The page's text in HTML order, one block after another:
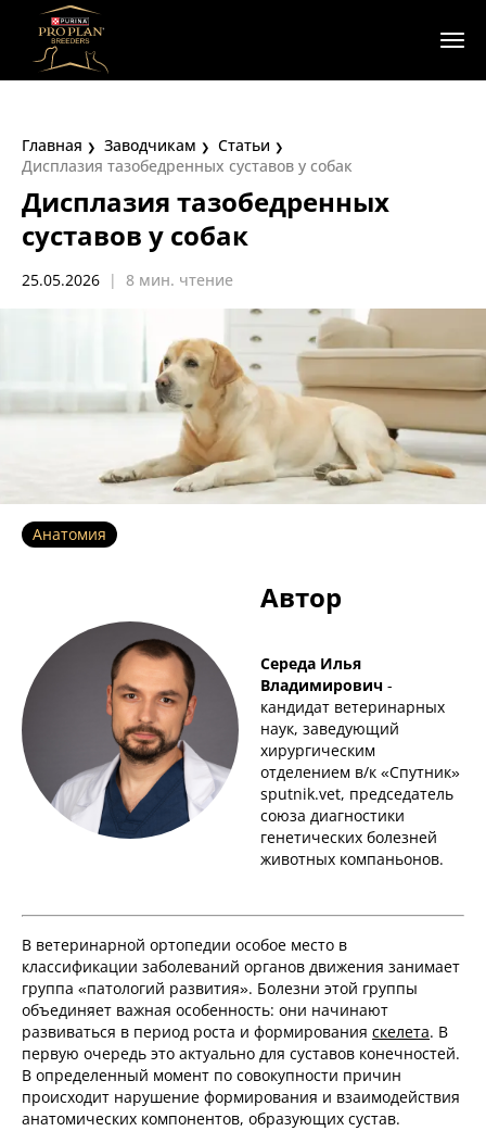
Главная Заводчикам
Статьи
Дисплазия тазобедренных суставов у собак
Дисплазия тазобедренных
суставов у собак
25.05.2026 | 8 мин. чтение
Анатомия
Автор
Середа Илья
Владимирович -
кандидат ветеринарных
наук, заведующий
хирургическим
отделением в/к «Спутник»
sputnik.vet, председатель
союза диагностики
генетических болезней
животных компаньонов.
В ветеринарной ортопедии особое место в
классификации заболеваний органов движения занимает
группа «патологий развития». Болезни этой группы
объединяет важная особенность: они начинают
развиваться в период роста и формирования скелета. В
первую очередь это актуально для суставов конечностей.
В определенный момент по совокупности причин
происходит нарушение формирования и взаимодействия
анатомических компонентов, образующих сустав.